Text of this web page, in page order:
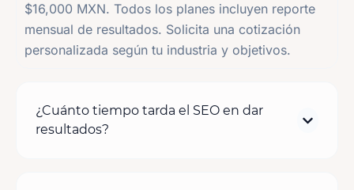
$16,000 MXN. Todos los planes incluyen reporte
mensual de resultados. Solicita una cotización
personalizada según tu industria y objetivos.
¿Cuánto tiempo tarda el SEO en dar
resultados?